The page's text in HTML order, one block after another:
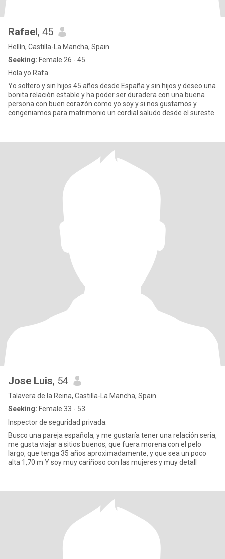
Rafael, 45
Hellín, Castilla-La Mancha, Spain
Seeking: Female 26 - 45
Hola yo Rafa
Yo soltero y sin hijos 45 años desde España y sin hijos y deseo una
bonita relación estable y ha poder ser duradera con una buena
persona con buen corazón como yo soy y si nos gustamos y
congeniamos para matrimonio un cordial saludo desde el sureste
Jose Luis, 54
Talavera de la Reina, Castilla-La Mancha, Spain
Seeking: Female 33 - 53
Inspector de seguridad privada.
Busco una pareja española, y me gustaría tener una relación seria,
me gusta viajar a sitios buenos, que fuera morena con el pelo
largo, que tenga 35 años aproximadamente, y que sea un poco
alta 1,70 m Y soy muy cariñoso con las mujeres y muy detall